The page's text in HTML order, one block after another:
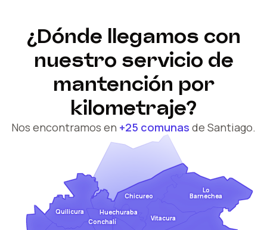
Chicureo
Quilicura
Conchalí Vitacura
Lo
Barnechea
Huechuraba
¿Dónde llegamos con
nuestro servicio de
mantención por
kilometraje?
Nos encontramos en +25 comunas de Santiago.